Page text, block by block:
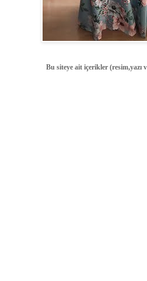
Bu siteye ait içerikler (resim,yazı